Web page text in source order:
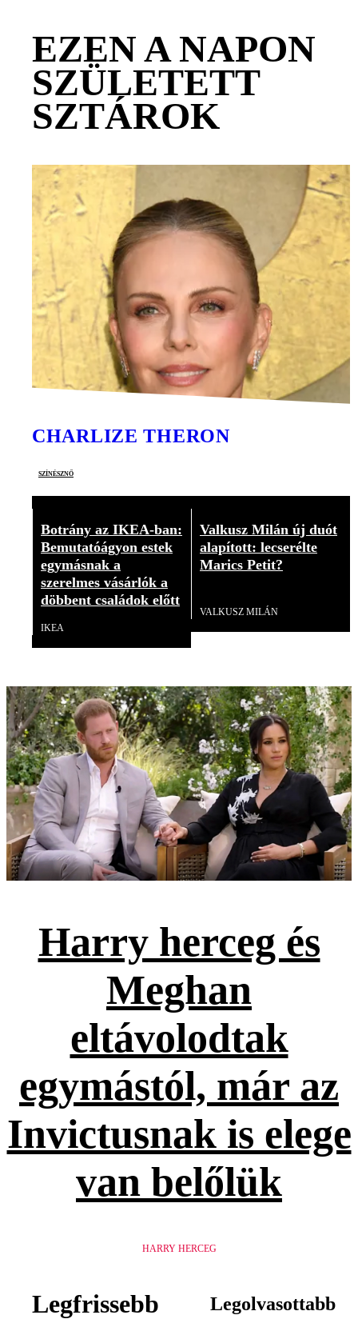
EZEN A NAPON
SZÜLETETT
SZTÁROK
CHARLIZE THERON
színésznő
Botrány az IKEA-ban:
Bemutatóágyon estek
egymásnak a
szerelmes vásárlók a
döbbent családok előtt
IKEA
Valkusz Milán új duót
alapított: lecserélte
Marics Petit?
VALKUSZ MILÁN
Harry herceg és
Meghan
eltávolodtak
egymástól, már az
Invictusnak is elege
van belőlük
HARRY HERCEG
Legfrissebb Legolvasottabb